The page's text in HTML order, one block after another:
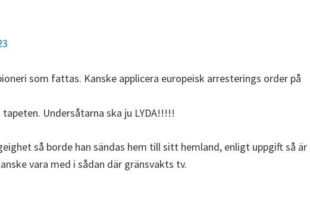
som fattas. Kanske applicera europeisk arresterings order på
Undersåtarna ska ju LYDA!!!!!
så borde han sändas hem till sitt hemland, enligt uppgift så är
vara med i sådan där gränsvakts tv.